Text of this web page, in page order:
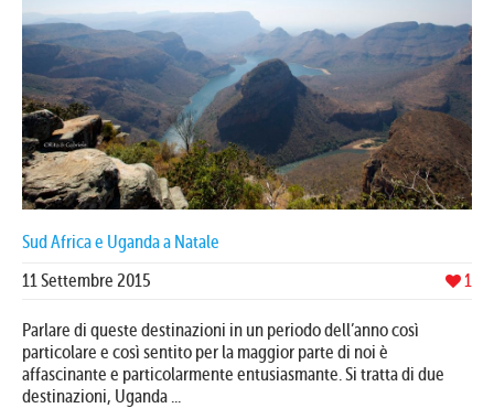
Sud Africa e Uganda a Natale
1
11 Settembre 2015
Parlare di queste destinazioni in un periodo dell’anno così
particolare e così sentito per la maggior parte di noi è
affascinante e particolarmente entusiasmante. Si tratta di due
destinazioni, Uganda ...